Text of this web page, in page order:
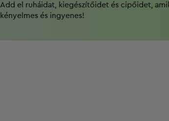
Add el ruháidat, kiegészítőidet és cipőidet,
kényelmes és ingyenes!